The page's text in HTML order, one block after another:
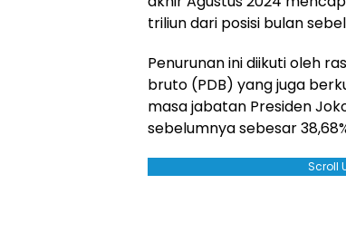
triliun dari posisi bulan
Penurunan ini diikuti oleh
bruto (PDB) yang juga
masa jabatan Presiden
sebelumnya sebesar
Scroll